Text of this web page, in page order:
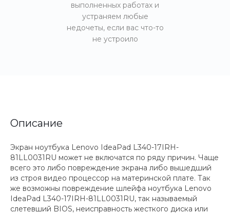
выполненных работах и
устраняем любые
недочеты, если вас что-то
не устроило
Описание
Экран ноутбука Lenovo IdeaPad L340-17IRH-
81LL0031RU может не включатся по ряду причин. Чаще
всего это либо повреждение экрана либо вышедший
из строя видео процессор на материнской плате. Так
же возможны повреждение шлейфа ноутбука Lenovo
IdeaPad L340-17IRH-81LL0031RU, так называемый
слетевший BIOS, неисправность жесткого диска или